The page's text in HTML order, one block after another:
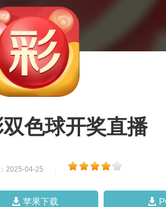
色球开奖直播
2025-04-25
苹果下载